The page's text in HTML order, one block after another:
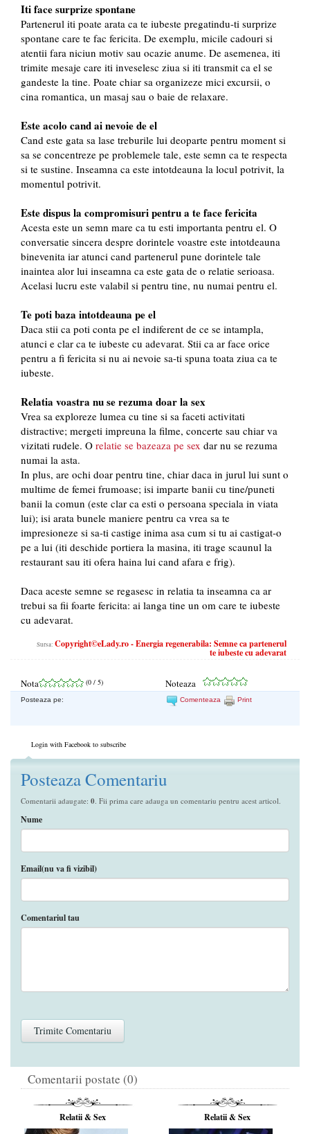
Iti face surprize spontane
Partenerul iti poate arata ca te iubeste pregatindu-ti surprize
spontane care te fac fericita. De exemplu, micile cadouri si
atentii fara niciun motiv sau ocazie anume. De asemenea, iti
trimite mesaje care iti inveselesc ziua si iti transmit ca el se
gandeste la tine. Poate chiar sa organizeze mici excursii, o
cina romantica, un masaj sau o baie de relaxare.
Este acolo cand ai nevoie de el
Cand este gata sa lase treburile lui deoparte pentru moment si
sa se concentreze pe problemele tale, este semn ca te respecta
si te sustine. Inseamna ca este intotdeauna la locul potrivit, la
momentul potrivit.
Este dispus la compromisuri pentru a te face fericita
Acesta este un semn mare ca tu esti importanta pentru el. O
conversatie sincera despre dorintele voastre este intotdeauna
binevenita iar atunci cand partenerul pune dorintele tale
inaintea alor lui inseamna ca este gata de o relatie serioasa.
Acelasi lucru este valabil si pentru tine, nu numai pentru el.
Te poti baza intotdeauna pe el
Daca stii ca poti conta pe el indiferent de ce se intampla,
atunci e clar ca te iubeste cu adevarat. Stii ca ar face orice
pentru a fi fericita si nu ai nevoie sa-ti spuna toata ziua ca te
iubeste.
Relatia voastra nu se rezuma doar la sex
Vrea sa exploreze lumea cu tine si sa faceti activitati
distractive; mergeti impreuna la filme, concerte sau chiar va
vizitati rudele. O relatie se bazeaza pe sex dar nu se rezuma
numai la asta.
In plus, are ochi doar pentru tine, chiar daca in jurul lui sunt o
multime de femei frumoase; isi imparte banii cu tine/puneti
banii la comun (este clar ca esti o persoana speciala in viata
lui); isi arata bunele maniere pentru ca vrea sa te
impresioneze si sa-ti castige inima asa cum si tu ai castigat-o
pe a lui (iti deschide portiera la masina, iti trage scaunul la
restaurant sau iti ofera haina lui cand afara e frig).
Daca aceste semne se regasesc in relatia ta inseamna ca ar
trebui sa fii foarte fericita: ai langa tine un om care te iubeste
cu adevarat.
Sursa: Copyright©eLady.ro - Energia regenerabila: Semne ca partenerul
te iubeste cu adevarat
Nota (0 / 5) Noteaza
Posteaza pe: Comenteaza Print
Login with Facebook to subscribe
Posteaza Comentariu
Comentarii adaugate: 0 . Fii prima care adauga un comentariu pentru acest articol.
Nume
Email(nu va fi vizibil)
Comentariul tau
Comentarii postate (0)
Relatii & Sex Relatii & Sex